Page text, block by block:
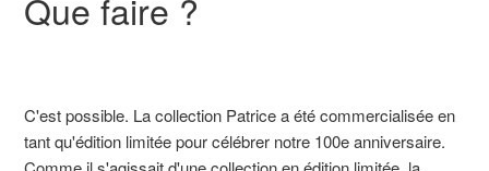
C'est possible. La collection Patrice a été commercialisée en
tant qu'édition limitée pour célébrer notre 100e anniversaire.